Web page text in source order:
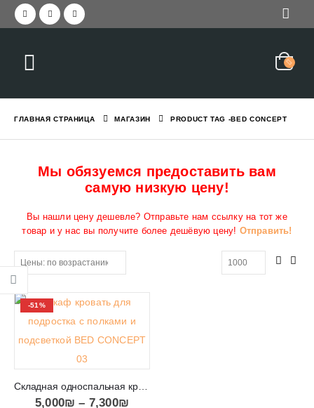
ГЛАВНАЯ СТРАНИЦА МАГАЗИН PRODUCT TAG -BED CONCEPT
Мы обязуемся предоставить вам
самую низкую цену!
Вы нашли цену дешевле? Отправьте нам ссылку на тот же
товар и у нас вы получите более дешёвую цену! Отправить!
-51%
Складная односпальная кровать-шкаф с полками Bed Concept 90
5,000₪ – 7,300₪